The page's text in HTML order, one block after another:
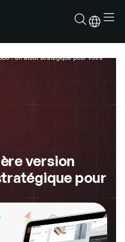
: un atout stratégique pour votre
version
pour